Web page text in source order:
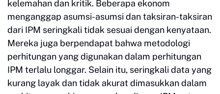
kelemahan dan kritik. Beberapa ekonom
menganggap asumsi-asumsi dan taksiran-taksiran
dari IPM seringkali tidak sesuai dengan kenyataan.
Mereka juga berpendapat bahwa metodologi
perhitungan yang digunakan dalam perhitungan
IPM terlalu longgar. Selain itu, seringkali data yang
kurang layak dan tidak akurat dimasukkan dalam